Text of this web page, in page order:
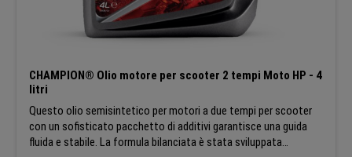
CHAMPION® Olio motore per scooter 2 tempi Moto HP - 4
litri
Questo olio semisintetico per motori a due tempi per scooter
con un sofisticato pacchetto di additivi garantisce una guida
fluida e stabile. La formula bilanciata è stata sviluppata